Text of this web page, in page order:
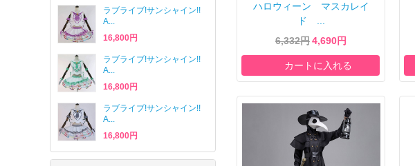
ラブライブ!サンシャイン!!
A...
16,800円
ラブライブ!サンシャイン!!
A...
16,800円
ラブライブ!サンシャイン!!
A...
16,800円
ハロウィーン マスカレイ
ド ...
6,332円4,690円
カートに入れる